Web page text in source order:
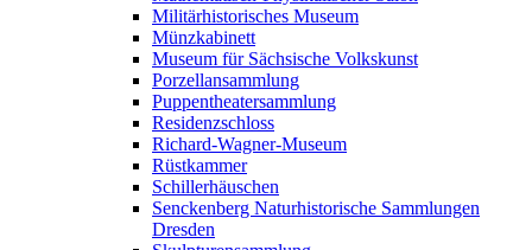
Militärhistorisches Museum
Münzkabinett
Museum für Sächsische Volkskunst
Porzellansammlung
Puppentheatersammlung
Residenzschloss
Richard-Wagner-Museum
Rüstkammer
Schillerhäuschen
Senckenberg Naturhistorische Sammlungen
Dresden